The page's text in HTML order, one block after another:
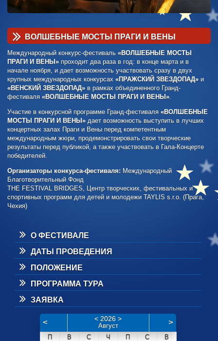
ВОЛШЕБНЫЕ МОСТЫ ПРАГИ И ВЕНЫ
Международный конкурс-фестиваль «ВОЛШЕБНЫЕ МОСТЫ
ПРАГИ И ВЕНЫ» проходит два раза в год: в конце марта и в
начале ноября, и дает возможность участвовать сразу в двух
крупных международных конкурсах «ПРАЖСКИЙ ЗВЕЗДОПАД» и
«ВЕНСКИЙ ЗВЕЗДОПАД» в рамках объединенного Гранд-
фестиваля «ВОЛШЕБНЫЕ МОСТЫ ПРАГИ И ВЕНЫ»
Участие в конкурсной программе Гранд-фестиваля «ВОЛШЕБНЫЕ
МОСТЫ ПРАГИ И ВЕНЫ» дает возможность выступить в лучших
концертных залах Праги и Вены перед компетентным
международным жюри, продемонстрировать свои творческие
результаты перед публикой, а также участвовать в Гала-Концерте
победителей.
Организаторы конкурса-фестиваля: Международный
Благотворительный Фонд
THE FESTIVAL BRIDGES, Центр творческих, фестивальных и
спортивных программ для детей и молодежи TAYLIS s.r.o. (Прага,
Чехия)
О ФЕСТИВАЛЕ
ДАТЫ ПРОВЕДЕНИЯ
ПОЛОЖЕНИЕ
ПРОГРАММА ТУРА
ЗАЯВКА
< < 2026>
Август >
П В С Ч П С В